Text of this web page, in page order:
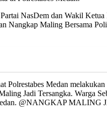
NasDem dan Wakil
Nangkap Maling Bersama
Medan
Jadi Tersangka. Warga
@NANGKAP